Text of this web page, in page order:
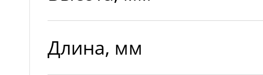
Длина, мм